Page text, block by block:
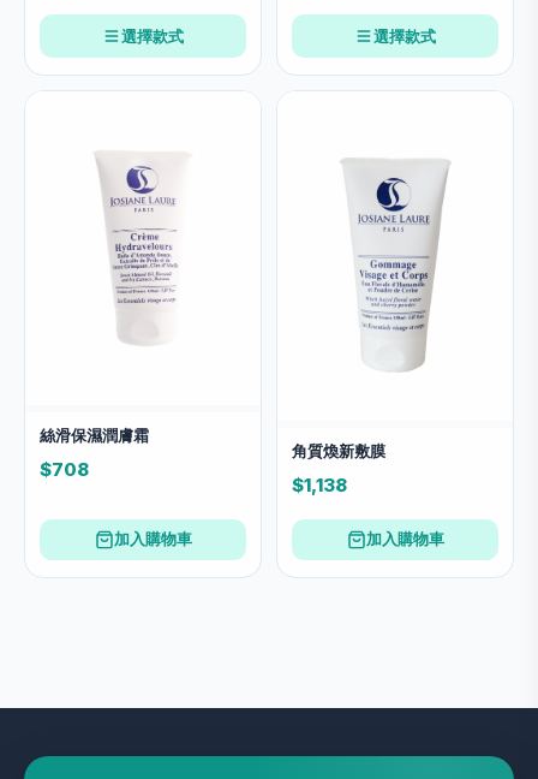
選擇款式 選擇款式
絲滑保濕潤膚霜
$708
加入購物車
角質煥新敷膜
$1,138
加入購物車